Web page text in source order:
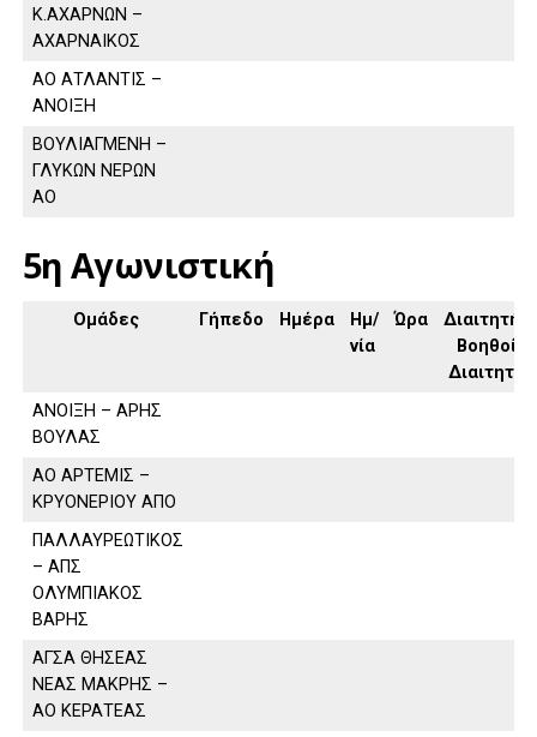
Κ.ΑΧΑΡΝΩΝ –
ΑΧΑΡΝΑΙΚΟΣ
ΑΟ ΑΤΛΑΝΤΙΣ –
ΑΝΟΙΞΗ
ΒΟΥΛΙΑΓΜΕΝΗ –
ΓΛΥΚΩΝ ΝΕΡΩΝ
ΑΟ
5η Αγωνιστική
Ομάδες Γήπεδο Ημέρα
Ημ/
νία
Ώρα
Διαιτητής,
Βοηθοί
Διαιτητή
ΑΝΟΙΞΗ – ΑΡΗΣ
ΒΟΥΛΑΣ
ΑΟ ΑΡΤΕΜΙΣ –
ΚΡΥΟΝΕΡΙΟΥ ΑΠΟ
ΠΑΛΛΑΥΡΕΩΤΙΚΟΣ
– ΑΠΣ
ΟΛΥΜΠΙΑΚΟΣ
ΒΑΡΗΣ
ΑΓΣΑ ΘΗΣΕΑΣ
ΝΕΑΣ ΜΑΚΡΗΣ –
ΑΟ ΚΕΡΑΤΕΑΣ